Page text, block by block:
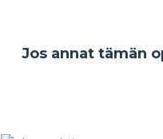
Jos annat tämän